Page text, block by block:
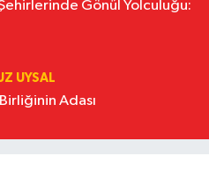
Şehirlerinde Gönül Yolculuğu:
UYSAL
Adası